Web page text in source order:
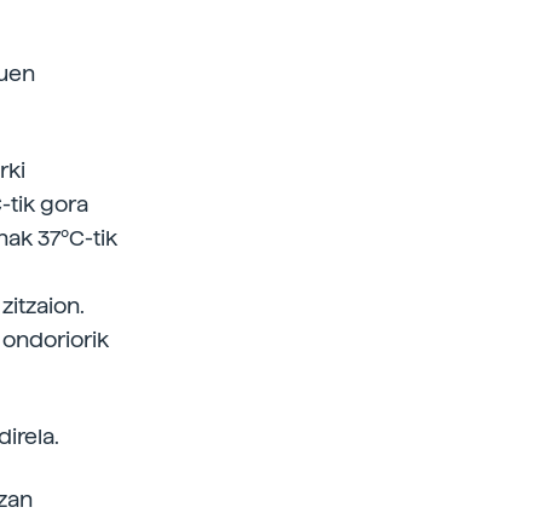
tik gora
37ºC-tik
ondoriorik